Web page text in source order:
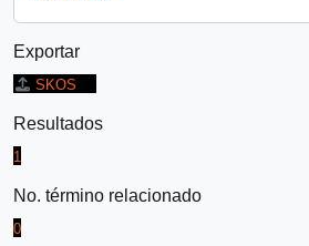
Exportar
SKOS
Resultados
1
No. término relacionado
0